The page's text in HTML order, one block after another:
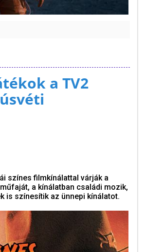
a TV2
színes filmkínálattal várják a
a kínálatban családi mozik,
is színesítik az ünnepi kínálatot.